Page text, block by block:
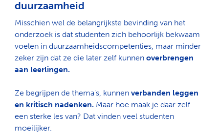
duurzaamheid
Misschien wel de belangrijkste bevinding van het
onderzoek is dat studenten zich behoorlijk bekwaam
voelen in duurzaamheidscompetenties, maar minder
zeker zijn dat ze die later zelf kunnenoverbrengen
aan leerlingen.
Ze begrijpen de thema's, kunnenverbanden leggen
en kritisch nadenken. Maar hoe maak je daar zelf
een sterke les van? Dat vinden veel studenten
moeilijker.